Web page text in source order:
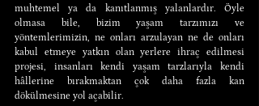
muhtemel ya da kanıtlanmış yalanlardır. Öyle
olmasa bile, bizim yaşam tarzımızı ve
yöntemlerimizin, ne onları arzulayan ne de onları
kabul etmeye yatkın olan yerlere ihraç edilmesi
projesi, insanları kendi yaşam tarzlarıyla kendi
hâllerine bırakmaktan çok daha fazla kan
dökülmesine yol açabilir.